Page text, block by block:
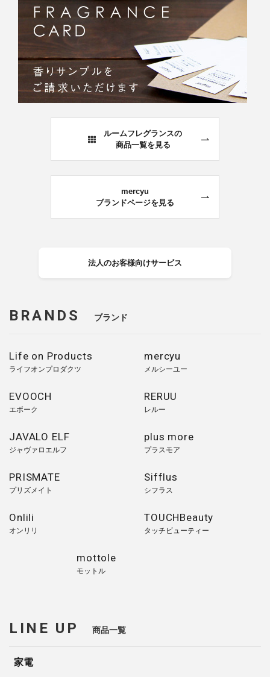
ルームフレグランスの
商品一覧を見る
mercyu
ブランドページを見る
法人のお客様向けサービス
BRANDS ブランド
Life on Products
ライフオンプロダクツ
mercyu
メルシーユー
EVOOCH
エボーク
RERUU
レルー
JAVALO ELF
ジャヴァロエルフ
plus more
プラスモア
PRISMATE
プリズメイト
Sifflus
シフラス
Onlili
オンリリ
TOUCHBeauty
タッチビューティー
mottole
モットル
LINE UP 商品一覧
家電